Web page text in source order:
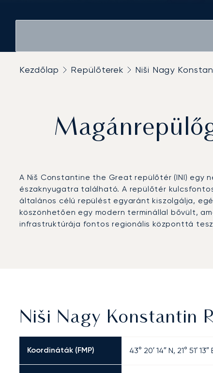
Kezdőlap Repülőterek Niši Nagy
A Niš Constantine the Great repülőtér (INI) egy
északnyugatra található. A repülőtér
általános célú repülést egyaránt kiszolgálja,
köszönhetően egy modern terminállal bővült,
infrastruktúrája fontos regionális központtá
Niši Nagy Konstantin
Koordináták (FMP) 43° 20′ 14″ N, 21° 51′ 13″